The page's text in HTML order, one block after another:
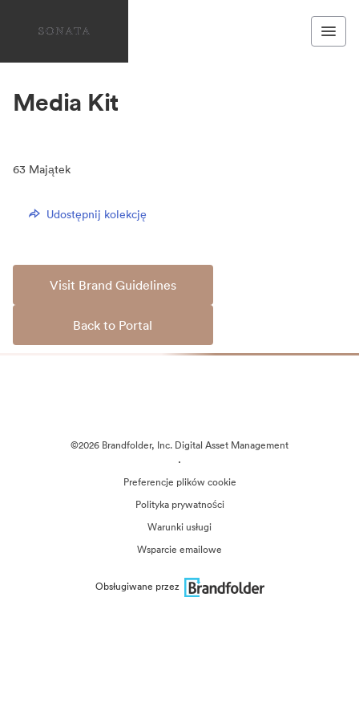
Media Kit
63 Majątek
Udostępnij kolekcję
Visit Brand Guidelines
Back to Portal
©2026 Brandfolder, Inc. Digital Asset Management
·
Preferencje plików cookie
Polityka prywatności
Warunki usługi
Wsparcie emailowe
Obsługiwane przez